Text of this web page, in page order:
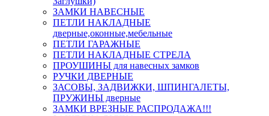
ЗАМКИ НАВЕСНЫЕ
ПЕТЛИ НАКЛАДНЫЕ
дверные,оконные,мебельные
ПЕТЛИ ГАРАЖНЫЕ
ПЕТЛИ НАКЛАДНЫЕ СТРЕЛА
ПРОУШИНЫ для навесных замков
РУЧКИ ДВЕРНЫЕ
ЗАСОВЫ, ЗАДВИЖКИ, ШПИНГАЛЕТЫ,
ПРУЖИНЫ дверные
ЗАМКИ ВРЕЗНЫЕ РАСПРОДАЖА!!!